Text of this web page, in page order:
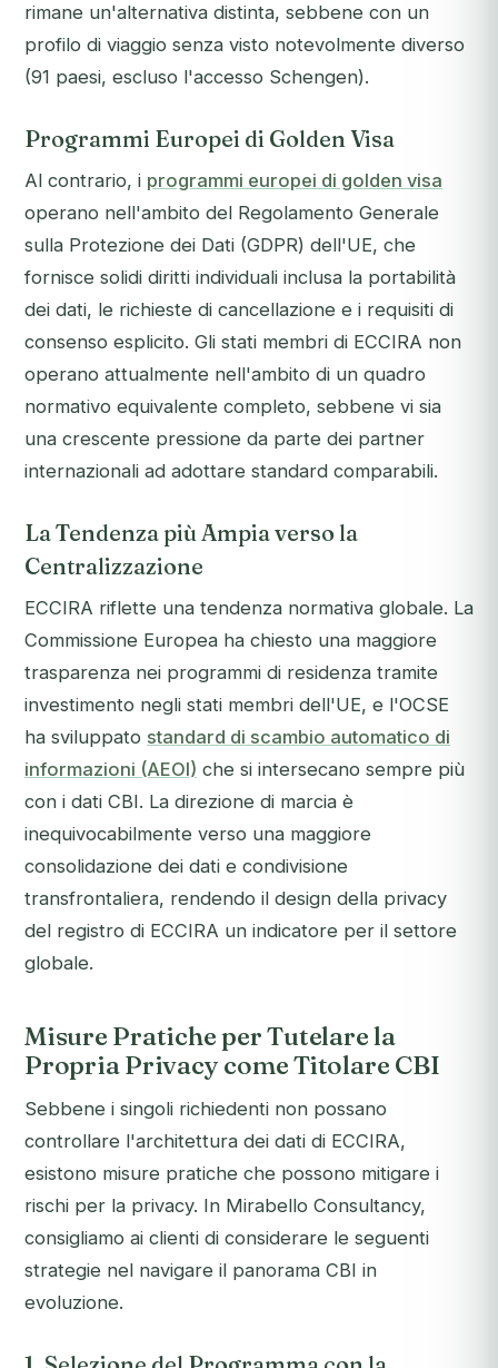
rimane un'alternativa distinta, sebbene con un
profilo di viaggio senza visto notevolmente diverso
(91 paesi, escluso l'accesso Schengen).
Programmi Europei di Golden Visa
Al contrario, i programmi europei di golden visa
operano nell'ambito del Regolamento Generale
sulla Protezione dei Dati (GDPR) dell'UE, che
fornisce solidi diritti individuali inclusa la portabilità
dei dati, le richieste di cancellazione e i requisiti di
consenso esplicito. Gli stati membri di ECCIRA non
operano attualmente nell'ambito di un quadro
normativo equivalente completo, sebbene vi sia
una crescente pressione da parte dei partner
internazionali ad adottare standard comparabili.
La Tendenza più Ampia verso la
Centralizzazione
ECCIRA riflette una tendenza normativa globale. La
Commissione Europea ha chiesto una maggiore
trasparenza nei programmi di residenza tramite
investimento negli stati membri dell'UE, e l'OCSE
ha sviluppato standard di scambio automatico di
informazioni (AEOI) che si intersecano sempre più
con i dati CBI. La direzione di marcia è
inequivocabilmente verso una maggiore
consolidazione dei dati e condivisione
transfrontaliera, rendendo il design della privacy
del registro di ECCIRA un indicatore per il settore
globale.
Misure Pratiche per Tutelare la
Propria Privacy come Titolare CBI
Sebbene i singoli richiedenti non possano
controllare l'architettura dei dati di ECCIRA,
esistono misure pratiche che possono mitigare i
rischi per la privacy. In Mirabello Consultancy,
consigliamo ai clienti di considerare le seguenti
strategie nel navigare il panorama CBI in
evoluzione.